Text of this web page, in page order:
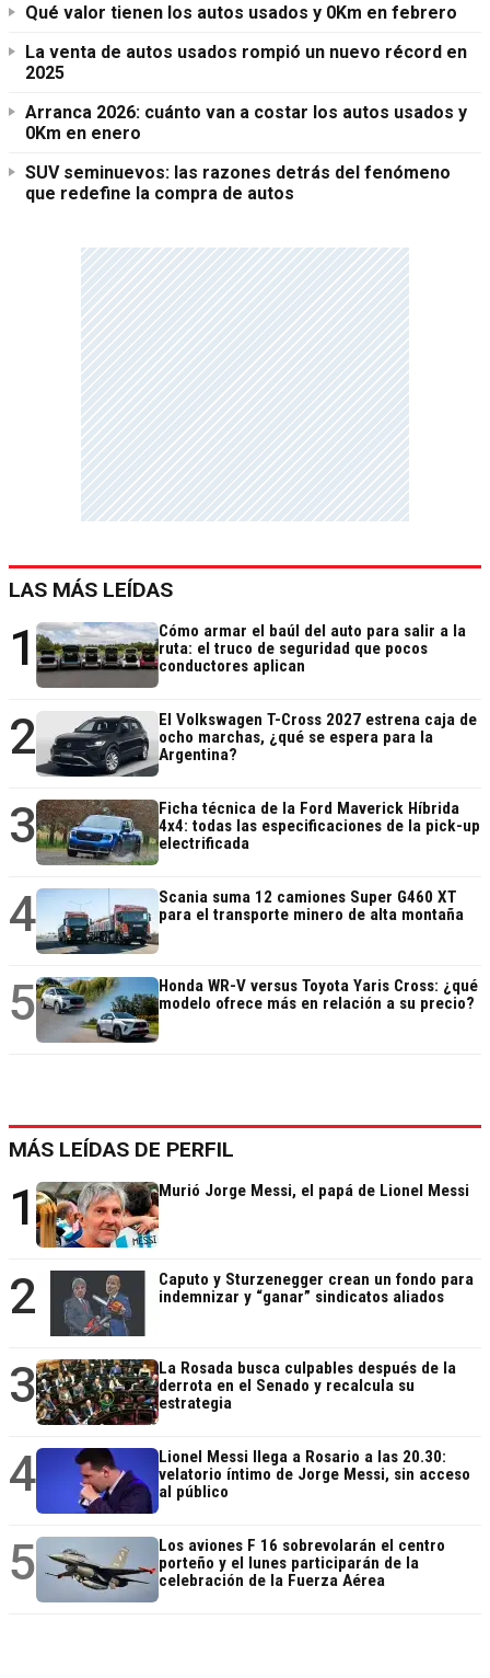
Qué valor tienen los autos usados y 0Km en febrero
La venta de autos usados rompió un nuevo récord en
2025
Arranca 2026: cuánto van a costar los autos usados y
0Km en enero
SUV seminuevos: las razones detrás del fenómeno
que redefine la compra de autos
LAS MÁS LEÍDAS
1
Cómo armar el baúl del auto para salir a la
ruta: el truco de seguridad que pocos
conductores aplican
2
El Volkswagen T-Cross 2027 estrena caja de
ocho marchas, ¿qué se espera para la
Argentina?
3
Ficha técnica de la Ford Maverick Híbrida
4x4: todas las especificaciones de la pick-up
electrificada
4
Scania suma 12 camiones Super G460 XT
para el transporte minero de alta montaña
5
Honda WR-V versus Toyota Yaris Cross: ¿qué
modelo ofrece más en relación a su precio?
MÁS LEÍDAS DE PERFIL
1 Murió Jorge Messi, el papá de Lionel Messi
2
Caputo y Sturzenegger crean un fondo para
indemnizar y “ganar” sindicatos aliados
3
La Rosada busca culpables después de la
derrota en el Senado y recalcula su
estrategia
4
Lionel Messi llega a Rosario a las 20.30:
velatorio íntimo de Jorge Messi, sin acceso
al público
5
Los aviones F 16 sobrevolarán el centro
porteño y el lunes participarán de la
celebración de la Fuerza Aérea